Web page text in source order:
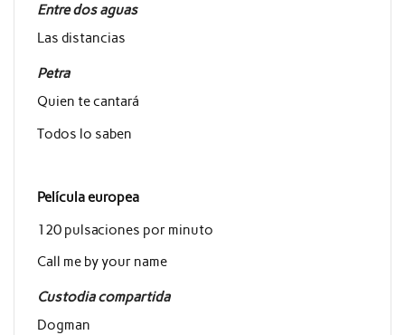
Entre dos aguas
Las distancias
Petra
Quien te cantará
Todos lo saben
Película europea
120 pulsaciones por minuto
Call me by your name
Custodia compartida
Dogman